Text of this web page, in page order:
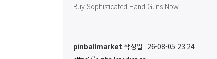
Buy Sophisticated Hand Guns Now
pinballmarket 작성일 26-08-05 23:24